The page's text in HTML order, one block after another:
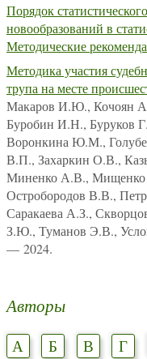
Порядок
новообразований в
Методические
Методика участия
трупа на месте
Макаров И.Ю., Кочоян
Буробин И.Н., Буруков
Воронкина Ю.М.,
В.П., Захаркин О.В.,
Миненко А.В.,
Остробородов В.В.,
Саракаева А.З.,
З.Ю., Туманов Э.В.,
— 2024.
Авторы
А Б В Г